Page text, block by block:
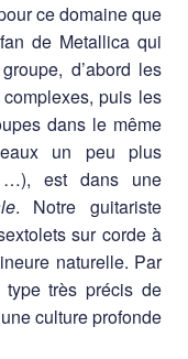
ce domaine que
de Metallica qui
d’abord les
puis les
dans le même
un peu plus
…), est dans une
. Notre guitariste
sur corde à
naturelle. Par
très précis de
culture profonde